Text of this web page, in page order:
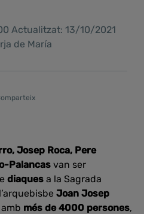
Actualitzat: 13/10/2021
de María
Josep Roca, Pere
Palancas van ser
diaques a la Sagrada
Joan Josep
més de 4000 persones,